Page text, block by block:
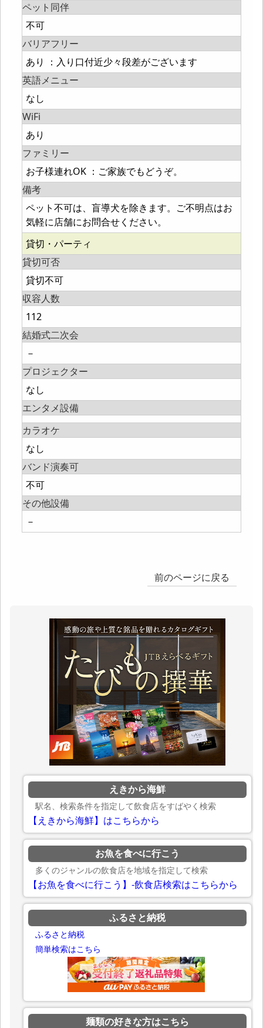
ペット同伴
不可
バリアフリー
あり ：入り口付近少々段差がございます
英語メニュー
なし
WiFi
あり
ファミリー
お子様連れOK ：ご家族でもどうぞ。
備考
ペット不可は、盲導犬を除きます。ご不明点はお
気軽に店舗にお問合せください。
貸切・パーティ
貸切可否
貸切不可
収容人数
112
結婚式二次会
－
プロジェクター
なし
エンタメ設備
カラオケ
なし
バンド演奏可
不可
その他設備
－
前のページに戻る
えきから海鮮
駅名、検索条件を指定して飲食店をすばやく検索
【えきから海鮮】はこちらから
お魚を食べに行こう
多くのジャンルの飲食店を地域を指定して検索
【お魚を食べに行こう】-飲食店検索はこちらから
ふるさと納税
ふるさと納税
簡単検索はこちら
麺類の好きな方はこちら